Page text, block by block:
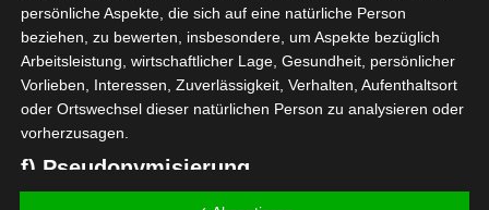
Mohamed Amine Knaissi
persönliche Aspekte, die sich auf eine natürliche Person
beziehen, zu bewerten, insbesondere, um Aspekte bezüglich
Arbeitsleistung, wirtschaftlicher Lage, Gesundheit, persönlicher
Vorlieben, Interessen, Zuverlässigkeit, Verhalten, Aufenthaltsort
oder Ortswechsel dieser natürlichen Person zu analysieren oder
vorherzusagen.
f) Pseudonymisierung
Pseudonymisierung ist die Verarbeitung personenbezogener